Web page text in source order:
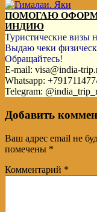
ПОМОГАЮ
ИНДИЮ
Туристические визы
Выдаю чеки
Обращайтесь!
E-mail: visa@india-
Whatsapp:
Telegram:
Добавить
Ваш адрес email не
помечены *
Комментарий *